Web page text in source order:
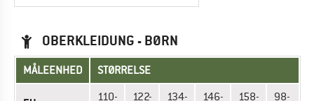
OBERKLEIDUNG - BØRN
MÅLEENHED STØRRELSE
110-
122-
134-
146-
158-
98-